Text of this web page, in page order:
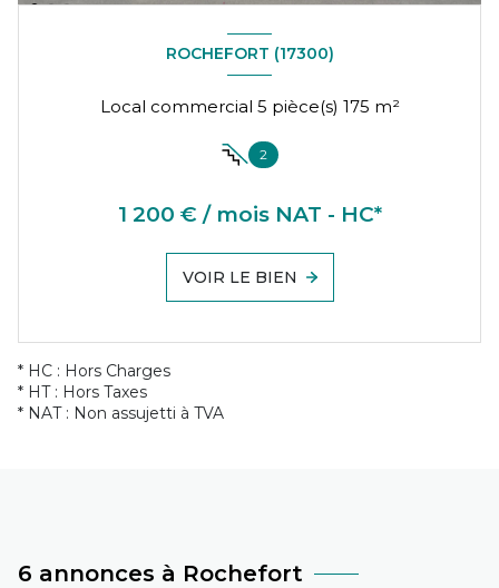
ROCHEFORT (17300)
Local commercial 5 pièce(s) 175 m²
2
1 200 € / mois NAT - HC*
VOIR LE BIEN
* HC : Hors Charges
* HT : Hors Taxes
* NAT : Non assujetti à TVA
6 annonces à Rochefort